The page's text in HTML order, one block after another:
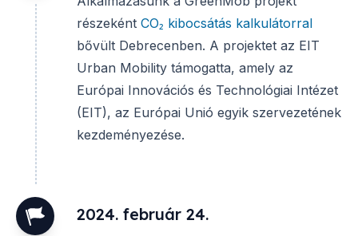
részeként CO₂ kibocsátás kalkulátorral
bővült Debrecenben. A projektet az EIT
Urban Mobility támogatta, amely az
Európai Innovációs és Technológiai Intézet
(EIT), az Európai Unió egyik szervezetének
kezdeményezése.
2024. február 24.